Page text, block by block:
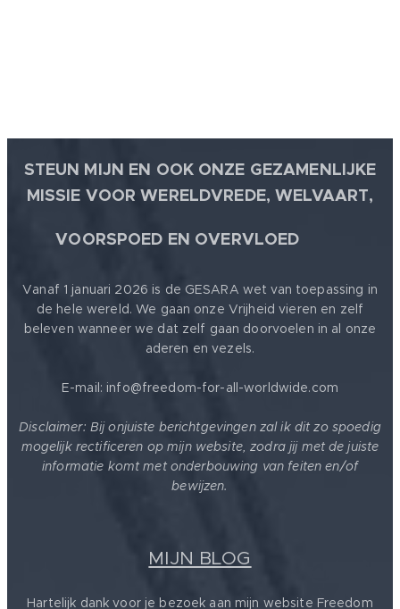
STEUN MIJN EN OOK ONZE GEZAMENLIJKE
MISSIE VOOR WERELDVREDE, WELVAART,
VOORSPOED EN OVERVLOED
Vanaf 1 januari 2026 is de GESARA wet van toepassing in
de hele wereld. We gaan onze Vrijheid vieren en zelf
beleven wanneer we dat zelf gaan doorvoelen in al onze
aderen en vezels.
E-mail: info@freedom-for-all-worldwide.com
Disclaimer: Bij onjuiste berichtgevingen zal ik dit zo spoedig
mogelijk rectificeren op mijn website, zodra jij met de juiste
informatie komt met onderbouwing van feiten en/of
bewijzen.
MIJN BLOG
Hartelijk dank voor je bezoek aan mijn website Freedom